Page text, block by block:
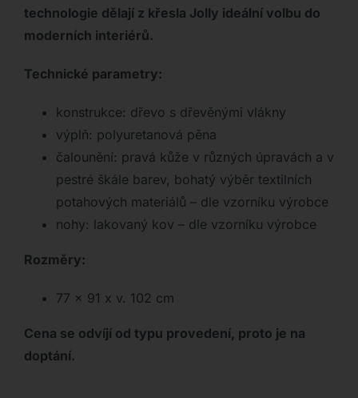
technologie dělají z křesla Jolly ideální volbu do
moderních interiérů.
Technické parametry:
konstrukce: dřevo s dřevěnými vlákny
výplň: polyuretanová pěna
čalounění: pravá kůže v různých úpravách a v
pestré škále barev, bohatý výběr textilních
potahových materiálů – dle vzorníku výrobce
nohy: lakovaný kov – dle vzorníku výrobce
Rozměry:
77 x 91 x v. 102 cm
Cena se odvíjí od typu provedení, proto je na
doptání.